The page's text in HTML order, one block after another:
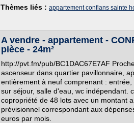
Thèmes liés : appartement conflans sainte
A vendre - appartement -
pièce - 24m²
http://pvt.fm/pub/BC1DAC67E7AF
ascenseur dans quartier pavillonnaire,
entièrement à neuf comprenant :
sur séjour, salle d'eau, wc indépendant.
copropriété de 48 lots avec un montant
prévisionnel correspondant aux
euros par mois.